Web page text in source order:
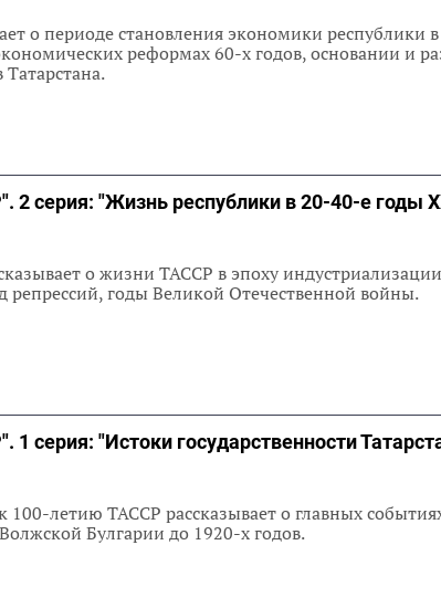
о периоде становления экономики республики в
реформах 60-х годов, основании и
2 серия: "Жизнь республики в 20-40-е годы
о жизни ТАССР в эпоху
репрессий, годы Великой Отечественной войны.
серия: "Истоки государственности
летию ТАССР рассказывает о главных
Булгарии до 1920-х годов.